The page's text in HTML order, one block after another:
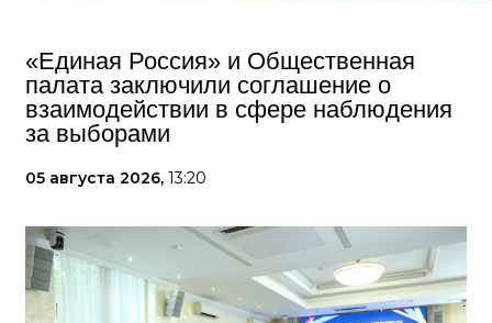
«Единая Россия» и Общественная
палата заключили соглашение о
взаимодействии в сфере наблюдения
за выборами
05 августа 2026, 13:20